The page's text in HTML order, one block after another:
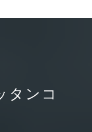
タンコ